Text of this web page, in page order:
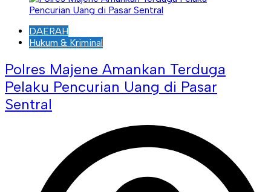
DAERAH
Hukum & Kriminal
Polres Majene Amankan Terduga
Pelaku Pencurian Uang di Pasar
Sentral